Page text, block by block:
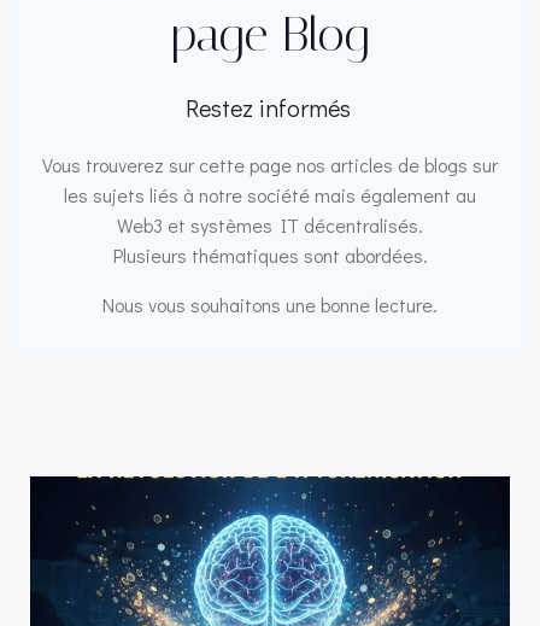
page Blog
Restez informés
Vous trouverez sur cette page nos articles de blogs sur
les sujets liés à notre société mais également au
Web3 et systèmes IT décentralisés.
Plusieurs thématiques sont abordées.
Nous vous souhaitons une bonne lecture.